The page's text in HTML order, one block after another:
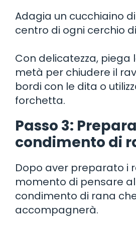
Adagia un cucchiaino
centro di ogni cerchio
Con delicatezza, piega
metà per chiudere il
bordi con le dita o
forchetta.
Passo 3:
condimento di
Dopo aver preparato i
momento di pensare
condimento di rana
accompagnerà.